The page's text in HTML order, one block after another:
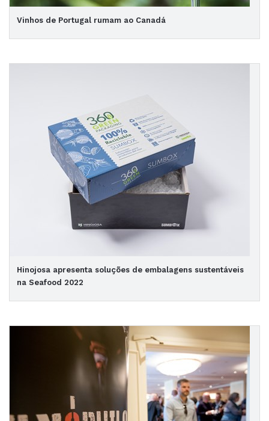
Vinhos de Portugal rumam ao Canadá
Hinojosa apresenta soluções de embalagens sustentáveis
na Seafood 2022